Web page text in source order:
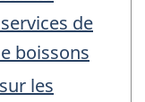
de
boissons
les